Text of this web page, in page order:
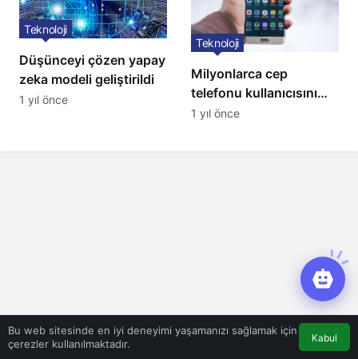
Düşünceyi çözen yapay
zeka modeli geliştirildi
Teknoloji
1 yıl önce
Milyonlarca cep
telefonu kullanıcısını
ilgilendiren karar: 31
Teknoloji
1 yıl önce
Bu web sitesinde en iyi deneyimi yaşamanızı sağlamak için
çerezler kullanılmaktadır.
Kabul